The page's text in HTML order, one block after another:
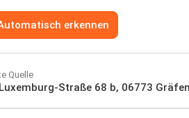
erkennen
Quelle
Straße 68 b, 06773